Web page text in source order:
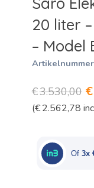
20 liter
– Model
€3.530,00 €
(€ 2.562,78
Of 3x